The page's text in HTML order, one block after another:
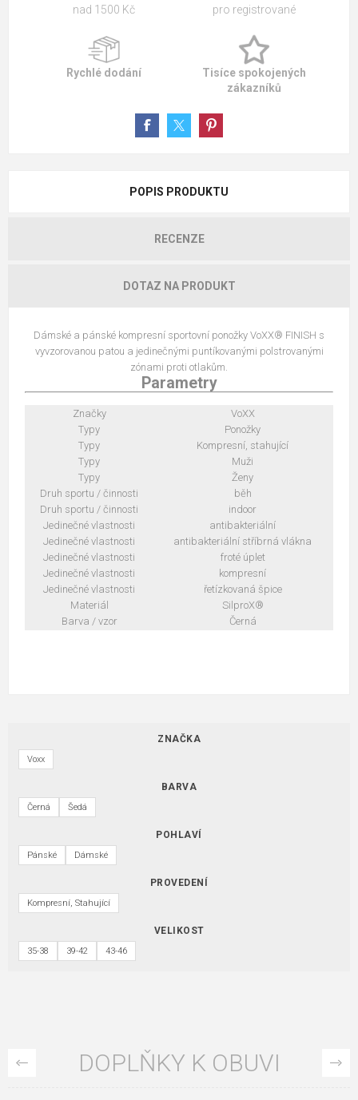
nad 1500 Kč
pro registrované
Rychlé dodání
Tisíce spokojených
zákazníků
POPIS PRODUKTU
RECENZE
DOTAZ NA PRODUKT
Dámské a pánské kompresní sportovní ponožky VoXX® FINISH s
vyvzorovanou patou a jedinečnými puntíkovanými polstrovanými
zónami proti otlakům.
Parametry
Značky
VoXX
Typy
Ponožky
Typy
Kompresní, stahující
Typy
Muži
Typy
Ženy
Druh sportu / činnosti
běh
Druh sportu / činnosti
indoor
Jedinečné vlastnosti
antibakteriální
Jedinečné vlastnosti
antibakteriální stříbrná vlákna
Jedinečné vlastnosti
froté úplet
Jedinečné vlastnosti
kompresní
Jedinečné vlastnosti
řetízkovaná špice
Materiál
SilproX®
Barva / vzor
Černá
ZNAČKA
Voxx
BARVA
Černá Šedá
POHLAVÍ
Pánské Dámské
PROVEDENÍ
Kompresní, Stahující
VELIKOST
35-38 39-42 43-46
DOPLŇKY K OBUVI